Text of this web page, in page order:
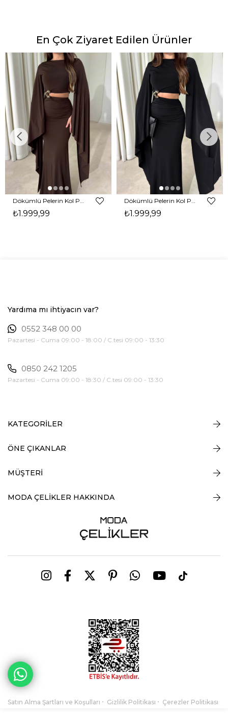
En Çok Ziyaret Edilen Ürünler
₺1.999,99 ₺1.999,99
Yardıma mı ihtiyacın var?
0552 348 00 00
Pazartesi - Cuma 09:00 - 18:00 / C.tesi 09:00 - 13:30
0850 242 1205
Pazartesi - Cuma 09:00 - 18:30 / C.tesi 09:00 - 13:30
KATEGORİLER
ÖNE ÇIKANLAR
MÜŞTERİ
MODA ÇELİKLER HAKKINDA
Satın Alma Şartları ve Koşulları Gizlilik Politikası Çerezler Politikası